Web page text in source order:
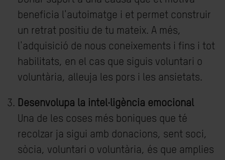
beneficia l'autoimatge i et permet construir
un retrat positiu de tu mateix. A més,
l'adquisició de nous coneixements i fins i tot
habilitats, en el cas que siguis voluntari o
voluntària, alleuja les pors i les ansietats.
Desenvolupa la intel·ligència emocional
Una de les coses més boniques que té
recolzar ja sigui amb donacions, sent soci,
sòcia, voluntari o voluntària, és que amplies